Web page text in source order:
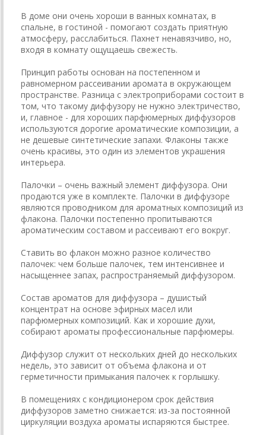
В доме они очень хороши в ванных комнатах, в
спальне, в гостиной - помогают создать приятную
атмосферу, расслабиться. Пахнет ненавязчиво, но,
входя в комнату ощущаешь свежесть.
Принцип работы основан на постепенном и
равномерном рассеивании аромата в окружающем
пространстве. Разница с электроприборами состоит в
том, что такому диффузору не нужно электричество,
и, главное - для хороших парфюмерных диффузоров
используются дорогие ароматические композиции, а
не дешевые синтетические запахи. Флаконы также
очень красивы, это один из элементов украшения
интерьера.
Палочки – очень важный элемент диффузора. Они
продаются уже в комплекте. Палочки в диффузоре
являются проводником для ароматных композиций из
флакона. Палочки постепенно пропитываются
ароматическим составом и рассеивают его вокруг.
Ставить во флакон можно разное количество
палочек: чем больше палочек, тем интенсивнее и
насыщеннее запах, распространяемый диффузором.
Состав ароматов для диффузора – душистый
концентрат на основе эфирных масел или
парфюмерных композиций. Как и хорошие духи,
собирают ароматы профессиональные парфюмеры.
Диффузор служит от нескольких дней до нескольких
недель, это зависит от объема флакона и от
герметичности примыкания палочек к горлышку.
В помещениях с кондиционером срок действия
диффузоров заметно снижается: из-за постоянной
циркуляции воздуха ароматы испаряются быстрее.